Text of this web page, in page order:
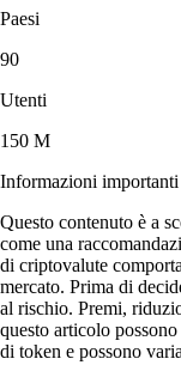
Paesi
90
Utenti
150 M
Informazioni importanti
Questo contenuto è a
come una
di criptovalute
mercato. Prima di
al rischio. Premi,
questo articolo
di token e possono